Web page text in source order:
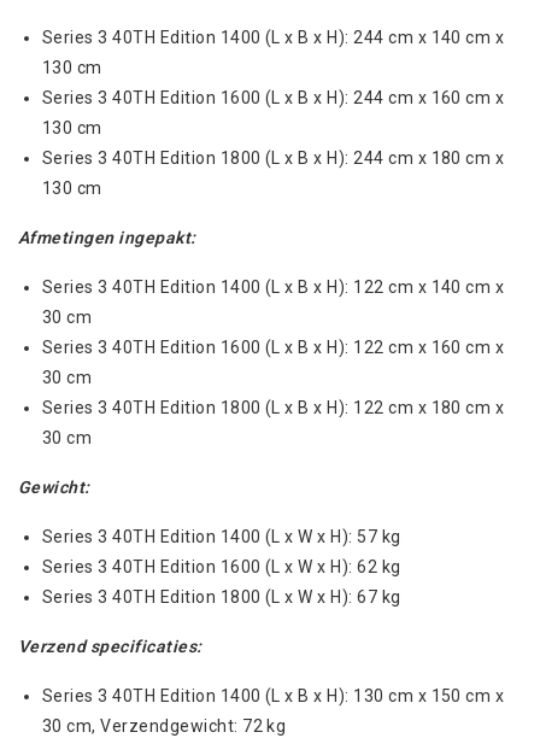
Series 3 40TH Edition 1400 (L x B x H): 244 cm x 140 cm x
130 cm
Series 3 40TH Edition 1600 (L x B x H): 244 cm x 160 cm x
130 cm
Series 3 40TH Edition 1800 (L x B x H): 244 cm x 180 cm x
130 cm
Afmetingen ingepakt:
Series 3 40TH Edition 1400 (L x B x H): 122 cm x 140 cm x
30 cm
Series 3 40TH Edition 1600 (L x B x H): 122 cm x 160 cm x
30 cm
Series 3 40TH Edition 1800 (L x B x H): 122 cm x 180 cm x
30 cm
Gewicht:
Series 3 40TH Edition 1400 (L x W x H): 57 kg
Series 3 40TH Edition 1600 (L x W x H): 62 kg
Series 3 40TH Edition 1800 (L x W x H): 67 kg
Verzend specificaties:
Series 3 40TH Edition 1400 (L x B x H): 130 cm x 150 cm x
30 cm, Verzendgewicht: 72 kg